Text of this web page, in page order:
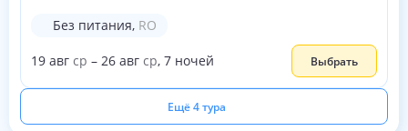
Без питания, RO
19 авг ср – 26 авг ср, 7 ночей Выбрать
Ещё 4 тура